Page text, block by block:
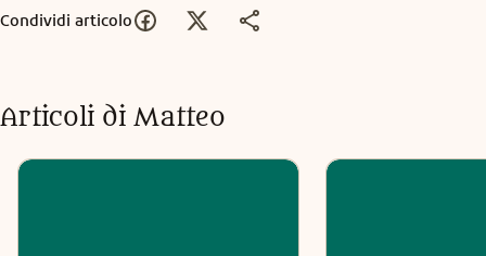
Condividi articolo
Articoli di Matteo